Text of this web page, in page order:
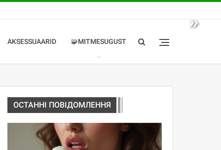
»
AKSESSUAARID 🧩MITMESUGUST
ОСТАННІ ПОВІДОМЛЕННЯ